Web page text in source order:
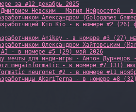
за #12 декабрь 2025
Дмитрием Невским - Магия Нейросетей -
Александром (Gologames
Kio Kio - в номере #2 (26)
Anikey - в номере #3 (27)
Олександром Хайтовським
AI - в номере #5 (29) май 2026
мечты для инди-игры - Антон
megainformatic - в номере #7 (31)
neuronet #2 - в номере #11
AkariTerna - в номере #8